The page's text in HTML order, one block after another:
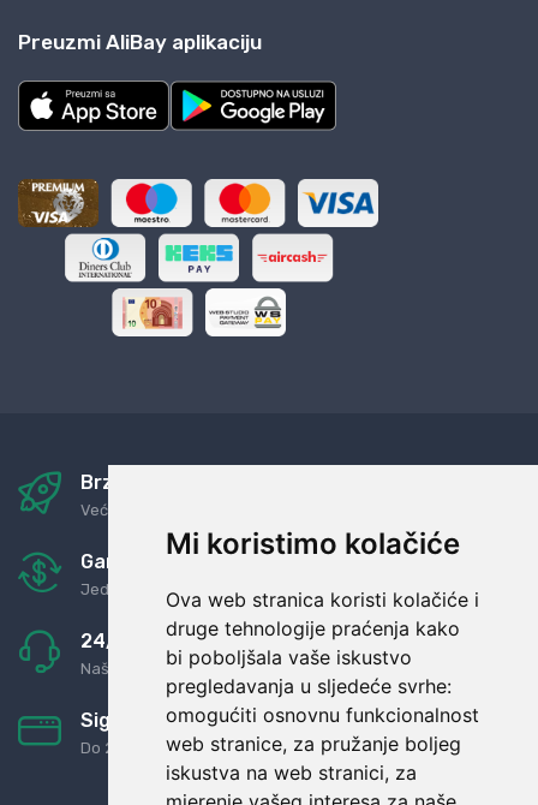
Mi koristimo kolačiće
Ova web stranica koristi kolačiće i
druge tehnologije praćenja kako
bi poboljšala vaše iskustvo
pregledavanja u sljedeće svrhe:
omogućiti osnovnu funkcionalnost
web stranice, za pružanje boljeg
iskustva na web stranici, za
Preuzmi AliBay aplikaciju
Brza i sigurna dostava
Već za nekoliko dana kod vas
Garancija u povrat novaca
Jednostavno pravilo: Roba za novac
24/7 odlična podrška
Naši agenti uvijek na raspolaganju
Sigurno obročno plaćanje
Do 24 rata bez kamata